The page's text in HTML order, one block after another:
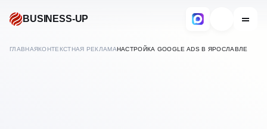
BUSINESS-UP
ГЛАВНАЯКОНТЕКСТНАЯ РЕКЛАМАНАСТРОЙКА GOOGLE ADS В ЯРОСЛАВЛЕ